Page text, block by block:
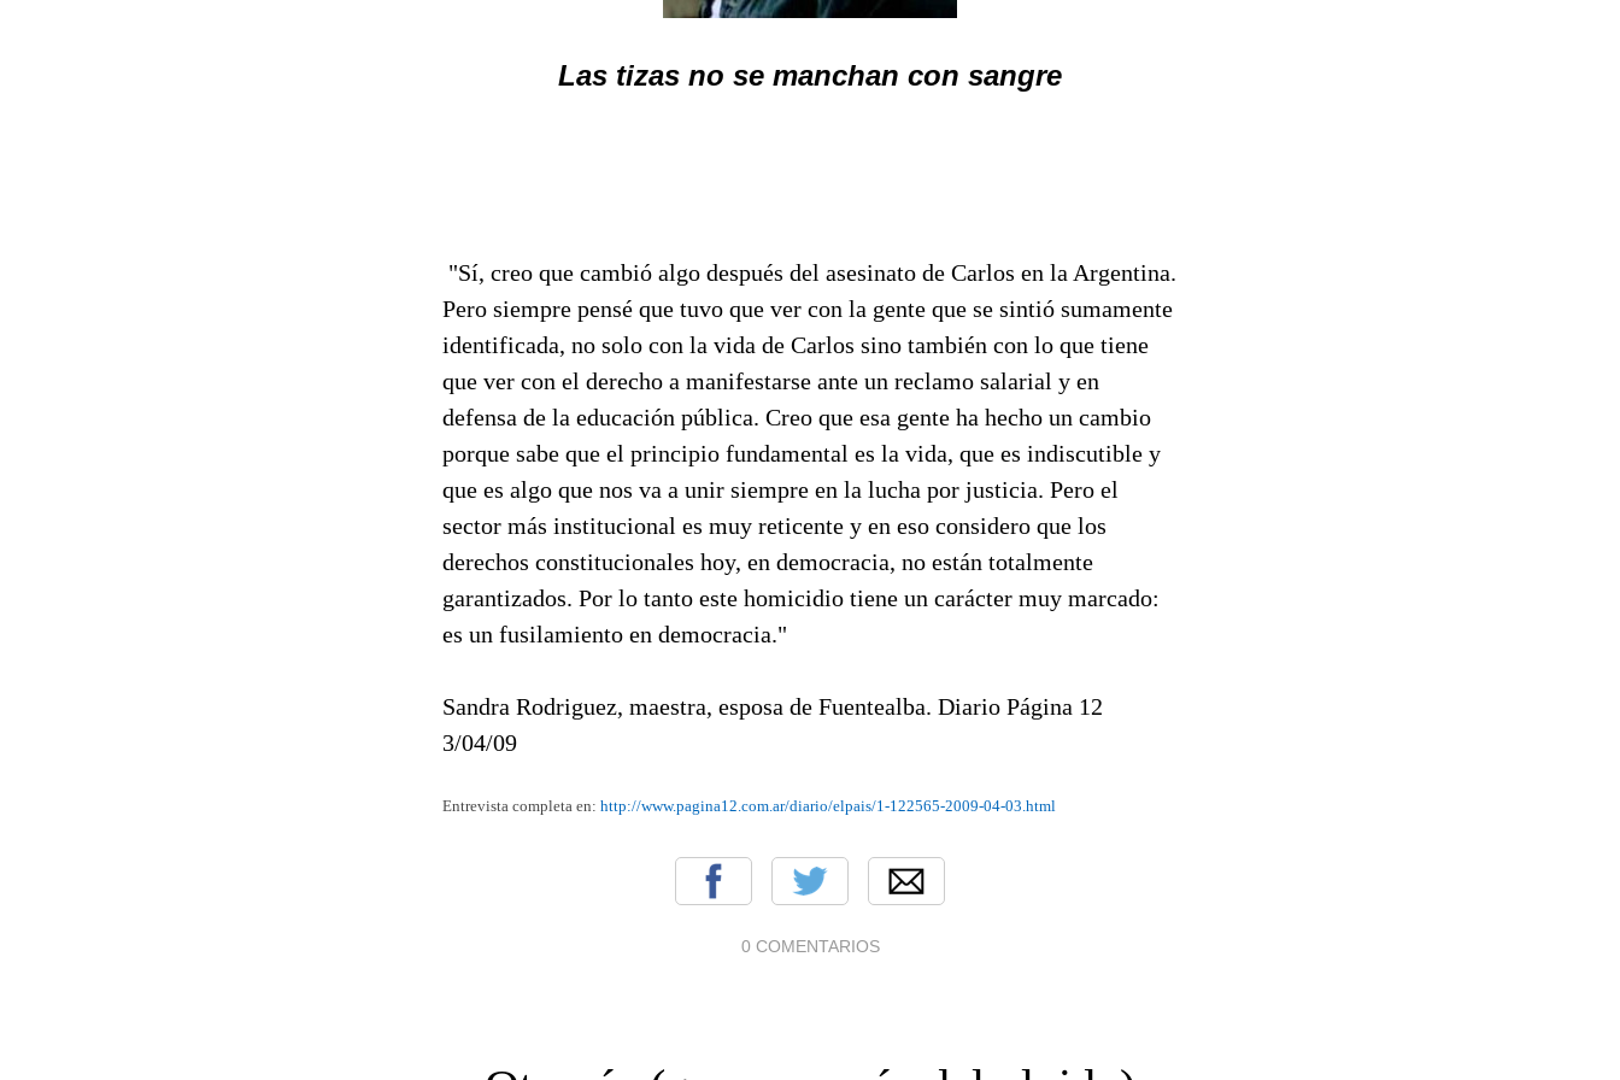
Las tizas no se manchan con sangre
"Sí, creo que cambió algo después del asesinato de Carlos en la Argentina.
Pero siempre pensé que tuvo que ver con la gente que se sintió sumamente
identificada, no solo con la vida de Carlos sino también con lo que tiene
que ver con el derecho a manifestarse ante un reclamo salarial y en
defensa de la educación pública. Creo que esa gente ha hecho un cambio
porque sabe que el principio fundamental es la vida, que es indiscutible y
que es algo que nos va a unir siempre en la lucha por justicia. Pero el
sector más institucional es muy reticente y en eso considero que los
derechos constitucionales hoy, en democracia, no están totalmente
garantizados. Por lo tanto este homicidio tiene un carácter muy marcado:
es un fusilamiento en democracia."
Sandra Rodriguez, maestra, esposa de Fuentealba. Diario Página 12
3/04/09
Entrevista completa en: http://www.pagina12.com.ar/diario/elpais/1-122565-2009-04-03.html
0 COMENTARIOS